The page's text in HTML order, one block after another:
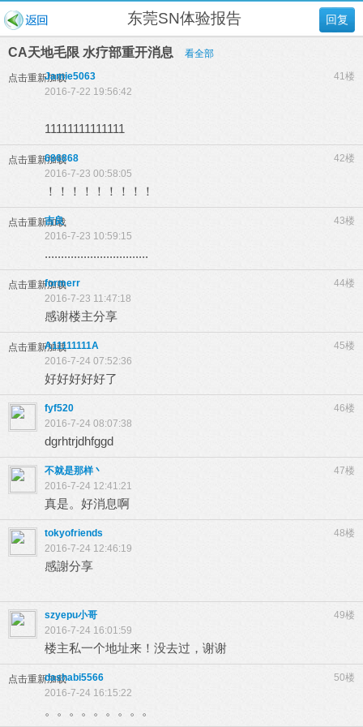
回复
东莞SN体验报告
CA天地毛限 水疗部重开消息 看全部
点击重新加载 41楼
Jamie5063
2016-7-22 19:56:42
11111111111111
点击重新加载 42楼
686868
2016-7-23 00:58:05
！！！！！！！！！
点击重新加载 43楼
吉良
2016-7-23 10:59:15
................................
点击重新加载 44楼
formerr
2016-7-23 11:47:18
感谢楼主分享
点击重新加载 45楼
A11111111A
2016-7-24 07:52:36
好好好好好了
46楼
fyf520
2016-7-24 08:07:38
dgrhtrjdhfggd
47楼
不就是那样丶
2016-7-24 12:41:21
真是。好消息啊
48楼
tokyofriends
2016-7-24 12:46:19
感謝分享
49楼
szyepu小哥
2016-7-24 16:01:59
楼主私一个地址来！没去过，谢谢
点击重新加载 50楼
dashabi5566
2016-7-24 16:15:22
。。。。。。。。。